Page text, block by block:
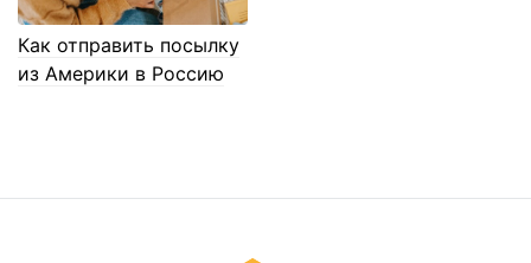
Как отправить посылку
из Америки в Россию